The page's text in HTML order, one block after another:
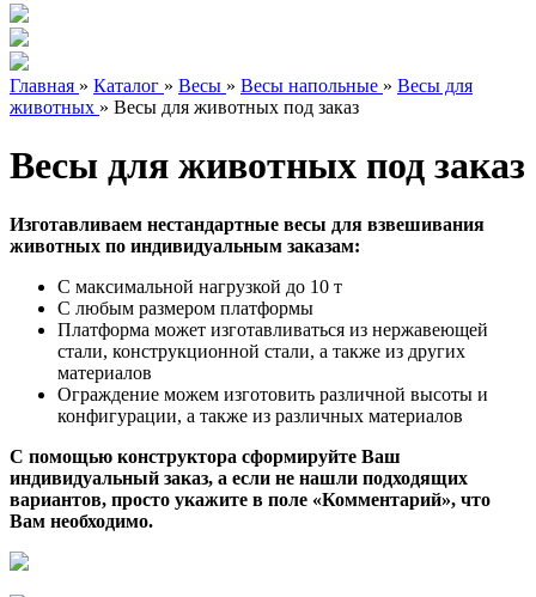
Главная » Каталог » Весы » Весы напольные » Весы для
животных » Весы для животных под заказ
Весы для животных под заказ
Изготавливаем нестандартные весы для взвешивания
животных по индивидуальным заказам:
С максимальной нагрузкой до 10 т
С любым размером платформы
Платформа может изготавливаться из нержавеющей
стали, конструкционной стали, а также из других
материалов
Ограждение можем изготовить различной высоты и
конфигурации, а также из различных материалов
С помощью конструктора сформируйте Ваш
индивидуальный заказ, а если не нашли подходящих
вариантов, просто укажите в поле «Комментарий», что
Вам необходимо.